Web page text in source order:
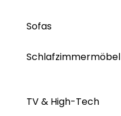
Sofas
Schlafzimmermöbel
TV & High-Tech